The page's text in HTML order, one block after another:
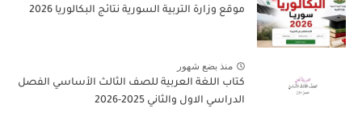
موقع وزارة التربية السورية نتائج البكالوريا 2026
منذ بضع شهور
كتاب اللغة العربية للصف الثالث الأساسي الفصل
الدراسي الاول والثاني 2025-2026